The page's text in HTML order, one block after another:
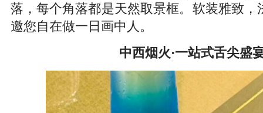
落，每个角落都是天然取景框。软装雅致，
邀您自在做一日画中人。
中西烟火·一站式舌尖盛